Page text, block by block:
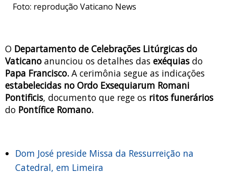
Foto: reprodução Vaticano News
O Departamento de Celebrações Litúrgicas do
Vaticano anunciou os detalhes das exéquias do
Papa Francisco. A cerimônia segue as indicações
estabelecidas no Ordo Exsequiarum Romani
Pontificis, documento que rege os ritos funerários
do Pontífice Romano.
Dom José preside Missa da Ressurreição na
Catedral, em Limeira